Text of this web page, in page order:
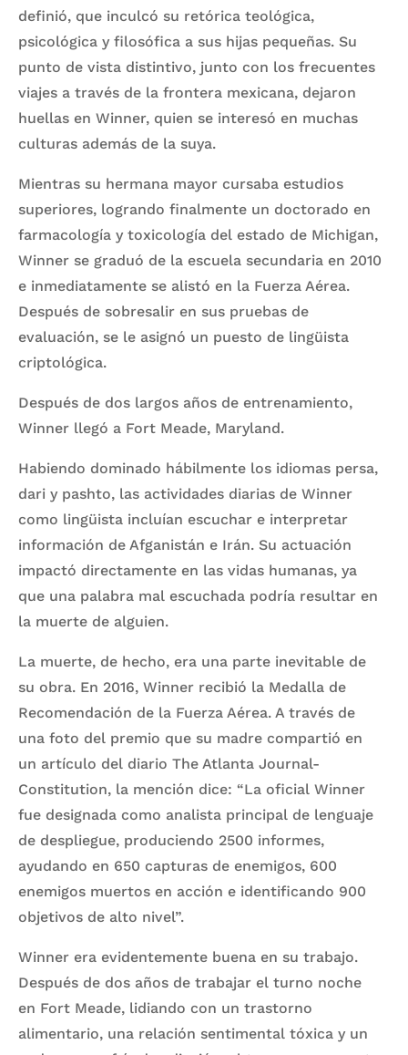
definió, que inculcó su retórica teológica,
psicológica y filosófica a sus hijas pequeñas. Su
punto de vista distintivo, junto con los frecuentes
viajes a través de la frontera mexicana, dejaron
huellas en Winner, quien se interesó en muchas
culturas además de la suya.
Mientras su hermana mayor cursaba estudios
superiores, logrando finalmente un doctorado en
farmacología y toxicología del estado de Michigan,
Winner se graduó de la escuela secundaria en 2010
e inmediatamente se alistó en la Fuerza Aérea.
Después de sobresalir en sus pruebas de
evaluación, se le asignó un puesto de lingüista
criptológica.
Después de dos largos años de entrenamiento,
Winner llegó a Fort Meade, Maryland.
Habiendo dominado hábilmente los idiomas persa,
dari y pashto, las actividades diarias de Winner
como lingüista incluían escuchar e interpretar
información de Afganistán e Irán. Su actuación
impactó directamente en las vidas humanas, ya
que una palabra mal escuchada podría resultar en
la muerte de alguien.
La muerte, de hecho, era una parte inevitable de
su obra. En 2016, Winner recibió la Medalla de
Recomendación de la Fuerza Aérea. A través de
una foto del premio que su madre compartió en
un artículo del diario The Atlanta Journal-
Constitution, la mención dice: “La oficial Winner
fue designada como analista principal de lenguaje
de despliegue, produciendo 2500 informes,
ayudando en 650 capturas de enemigos, 600
enemigos muertos en acción e identificando 900
objetivos de alto nivel”.
Winner era evidentemente buena en su trabajo.
Después de dos años de trabajar el turno noche
en Fort Meade, lidiando con un trastorno
alimentario, una relación sentimental tóxica y un